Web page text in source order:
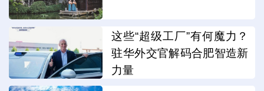
这些“超级工厂”有何魔力？
驻华外交官解码合肥智造新
力量